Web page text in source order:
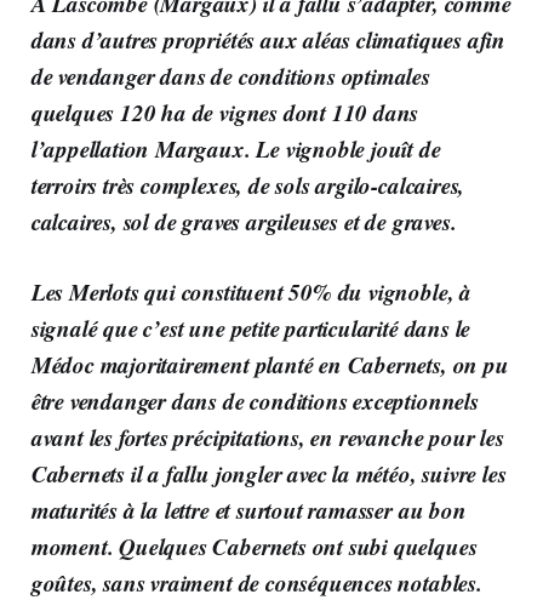
dans d’autres propriétés aux aléas climatiques afin
de vendanger dans de conditions optimales
quelques120 ha de vignes dont 110 dans
l’appellation Margaux. Le vignoble jouît de
terroirs très complexes, de sols argilo-calcaires,
calcaires, sol de graves argileuses et de graves.
Les Merlots qui constituent 50% du vignoble, à
signalé que c’est une petite particularité dans le
Médoc majoritairement planté en Cabernets, on pu
être vendanger dans de conditions exceptionnels
avant les fortes précipitations, en revanche pour les
Cabernets il a fallu jongler avec la météo, suivre les
maturités à la lettre et surtout ramasser au bon
moment. Quelques Cabernets ont subi quelques
goûtes, sans vraiment de conséquences notables.